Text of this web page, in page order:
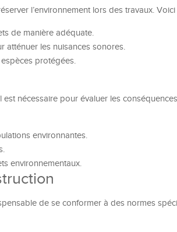
l’environnement lors des travaux.
de manière adéquate.
atténuer les nuisances sonores.
protégées.
nécessaire pour évaluer les
environnantes.
environnementaux.
de se conformer à des normes